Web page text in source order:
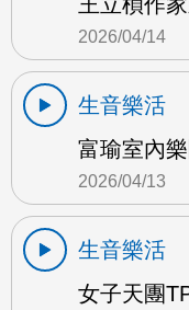
2026/04/14
生音樂活
富瑜室內
2026/04/13
生音樂活
女子天團